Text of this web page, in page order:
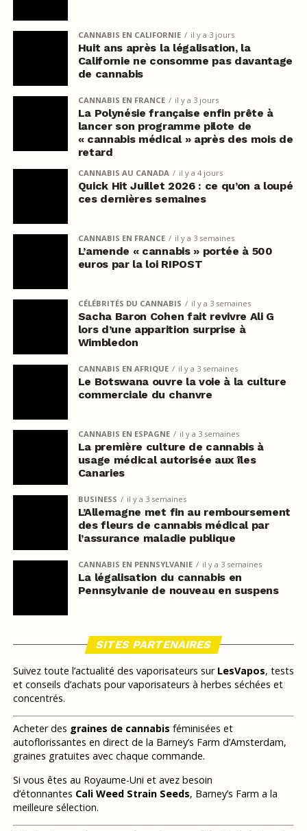
CANNABIS EN CALIFORNIE il y a 3 jours
Huit ans après la légalisation, la
Californie ne consomme pas davantage
de cannabis
CANNABIS EN FRANCE il y a 3 jours
La Polynésie française enfin prête à
lancer son programme pilote de
« cannabis médical » après des mois de
retard
CANNABIS AU CANADA il y a 4 jours
Quick Hit Juillet 2026 : ce qu’on a loupé
ces dernières semaines
CANNABIS EN FRANCE il y a 3 semaines
L’amende « cannabis » portée à 500
euros par la loi RIPOST
CÉLÉBRITÉS DU CANNABIS il y a 3 semaines
Sacha Baron Cohen fait revivre Ali G
lors d’une apparition surprise à
Wimbledon
CANNABIS EN AFRIQUE il y a 3 semaines
Le Botswana ouvre la voie à la culture
commerciale du chanvre
CANNABIS EN ESPAGNE il y a 3 semaines
La première culture de cannabis à
usage médical autorisée aux îles
Canaries
BUSINESS il y a 3 semaines
L’Allemagne met fin au remboursement
des fleurs de cannabis médical par
l’assurance maladie publique
CANNABIS EN PENNSYLVANIE il y a 3 semaines
La légalisation du cannabis en
Pennsylvanie de nouveau en suspens
SITES PARTENAIRES
Suivez toute l’actualité des vaporisateurs sur LesVapos, tests
et conseils d’achats pour vaporisateurs à herbes séchées et
concentrés.
Acheter des graines de cannabis féminisées et
autoflorissantes en direct de la Barney’s Farm d’Amsterdam,
graines gratuites avec chaque commande.
Si vous êtes au Royaume-Uni et avez besoin
d’étonnantes Cali Weed Strain Seeds, Barney’s Farm a la
meilleure sélection.